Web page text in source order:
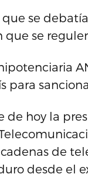
se
se
para
de hoy la
de
desde el